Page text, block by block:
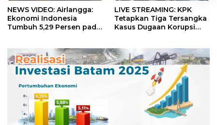
NEWS VIDEO: Airlangga:
Ekonomi Indonesia
Tumbuh 5,29 Persen pada
LIVE STREAMING: KPK
Tetapkan Tiga Tersangka
Kasus Dugaan Korupsi